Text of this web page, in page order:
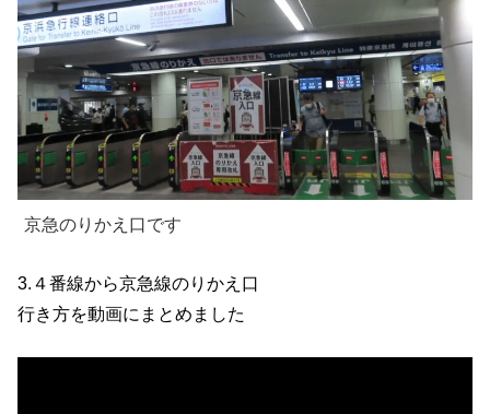
京急のりかえ口です
3.４番線から京急線のりかえ口
行き方を動画にまとめました